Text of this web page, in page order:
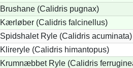
Brushane (Calidris pugnax)
Kærløber (Calidris falcinellus)
Spidshalet Ryle (Calidris acuminata)
Klireryle (Calidris himantopus)
Krumnæbbet Ryle (Calidris